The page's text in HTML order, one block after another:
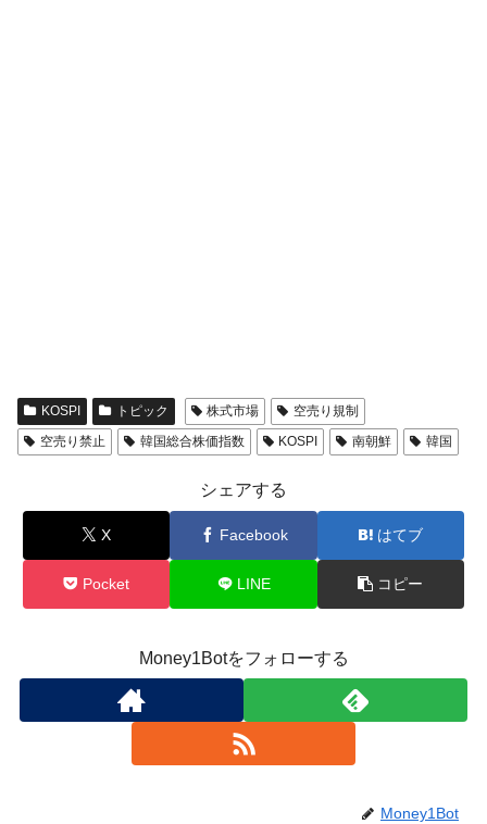
KOSPI トピック 株式市場
空売り規制
空売り禁止
韓国総合株価指数 KOSPI 南朝鮮 韓国
シェアする
X Facebook はてブ
Pocket LINE コピー
Money1Botをフォローする
Money1Bot